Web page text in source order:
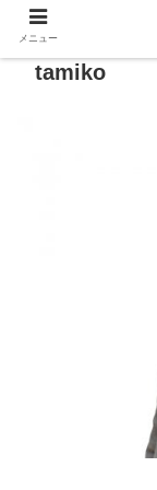
tamiko
メニュー